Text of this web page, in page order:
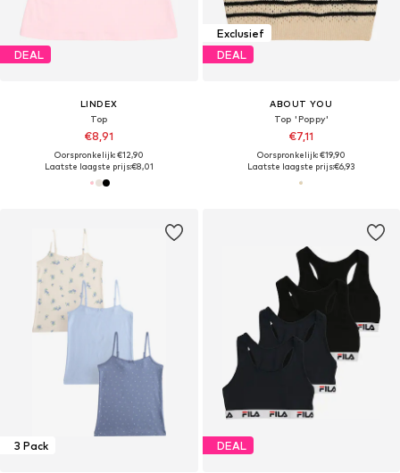
DEAL
LINDEX
Top
€8,91
Oorspronkelijk: €12,90
Laatste laagste prijs:€8,01
Exclusief
DEAL
ABOUT YOU
Top 'Poppy'
€7,11
Oorspronkelijk: €19,90
Laatste laagste prijs:€6,93
3 Pack DEAL